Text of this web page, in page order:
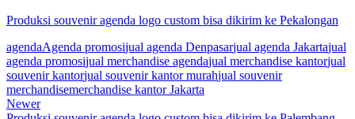
Produksi souvenir agenda logo custom bisa dikirim ke Pekalongan
agendaAgenda promosijual agenda Denpasarjual agenda Jakartajual
agenda promosijual merchandise agendajual merchandise kantorjual
souvenir kantorjual souvenir kantor murahjual souvenir
merchandisemerchandise kantor Jakarta
Newer